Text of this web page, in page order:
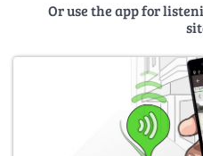
Or use the app for